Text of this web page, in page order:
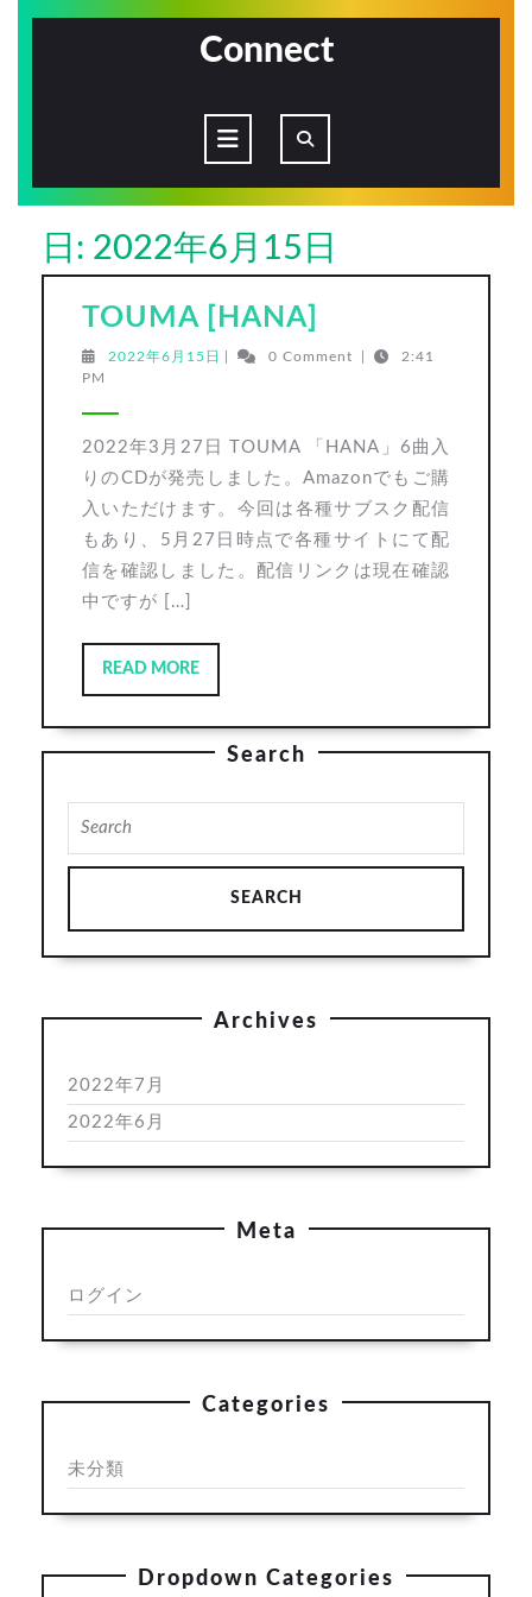
Connect
Open
Button
日: 2022年6月15日
TOUMA [HANA]
[HANA]
2022年6月15日
2022
15
0 Comment
2:41
PM
2022年3月27日 TOUMA 「HANA」6曲入
りのCDが発売しました。Amazonでもご購
入いただけます。今回は各種サブスク配信
もあり、5月27日時点で各種サイトにて配
信を確認しました。配信リンクは現在確認
中ですが […]
READ MOREREAD
MORE
Search
for:
Archives
2022年7月
2022年6月
Meta
ログイン
Categories
未分類
Dropdown Categories